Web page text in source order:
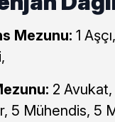
Mezunu: 1
2
5 Mühendis, 5